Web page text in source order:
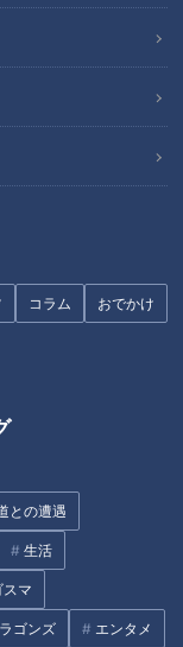
コラム おでかけ
との遭遇
生活
スマ
ゴンズ エンタメ
摘も…濱口家の受け
～配信型ドキュメン
エロと呼ばれた息
癬との闘い～
ピエロと呼ばれた
８話